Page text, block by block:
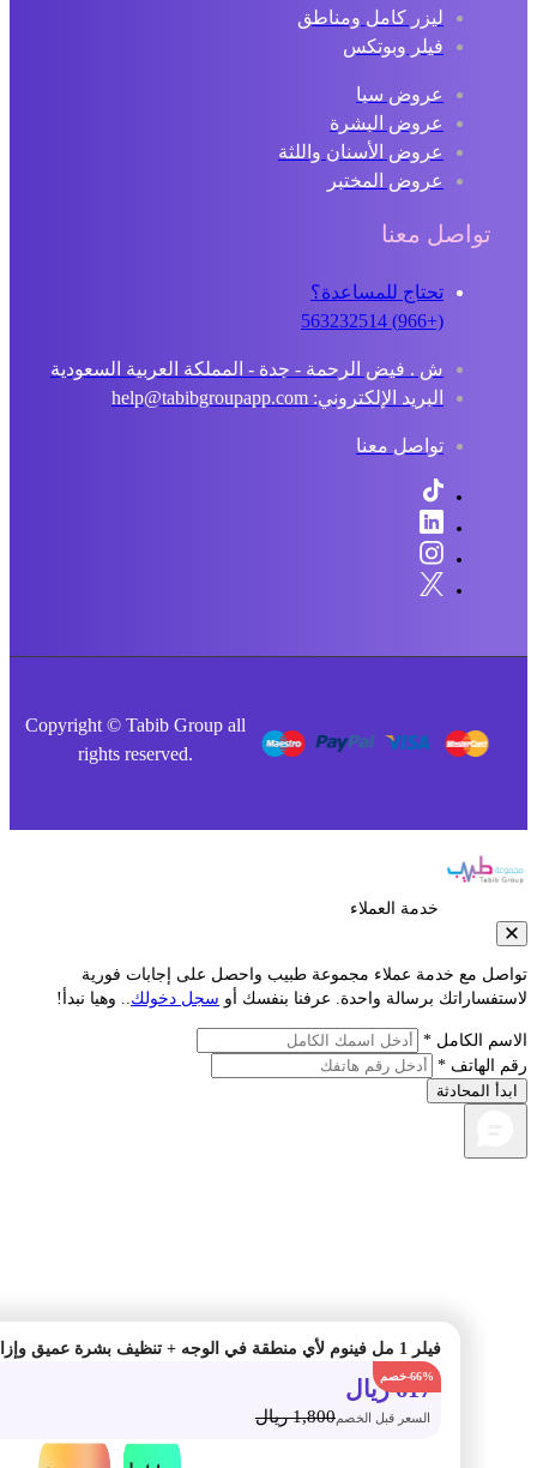
-66%
617 ريال
السعر قبل الخصم1,800 ريال
ليزر كامل ومناطق
فيلر وبوتكس
عروض سبا
عروض البشرة
عروض الأسنان واللثة
عروض المختبر
تواصل معنا
تحتاج للمساعدة؟
ش . فيض الرحمة - جدة - المملكة العربية السعودية
البريد الإلكتروني: help@tabibgroupapp.com
تواصل معنا
Copyright © Tabib Group all
rights reserved.
خدمة العملاء
مع خدمة عملاء مجموعة طبيب واحصل على إجابات فورية
برسالة واحدة. عرفنا بنفسك أوسجل دخولك.. وهيا نبدأ!
الكامل *
الهاتف *
المحادثة